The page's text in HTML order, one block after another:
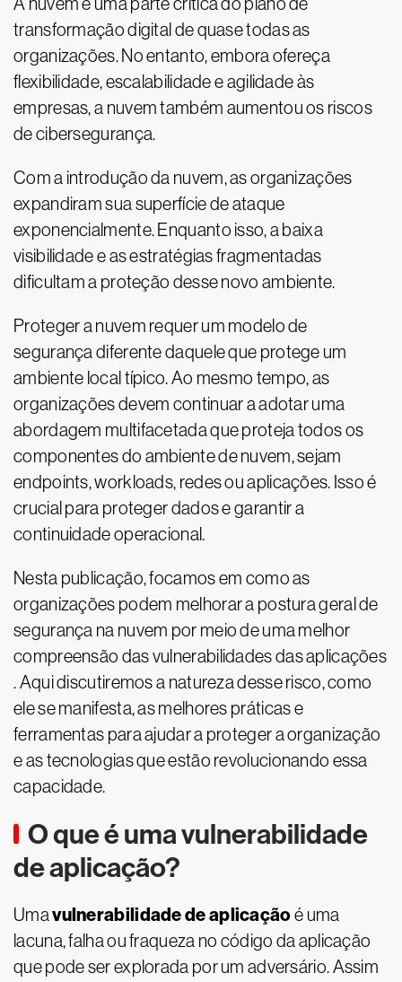
transformação digital de quase todas as
organizações. No entanto, embora ofereça
flexibilidade, escalabilidade e agilidade às
empresas, a nuvem também aumentou os riscos
de cibersegurança.
Com a introdução da nuvem, as organizações
expandiram sua superfície de ataque
exponencialmente. Enquanto isso, a baixa
visibilidade e as estratégias fragmentadas
dificultam a proteção desse novo ambiente.
Proteger a nuvem requer um modelo de
segurança diferente daquele que protege um
ambiente local típico. Ao mesmo tempo, as
organizações devem continuar a adotar uma
abordagem multifacetada que proteja todos os
componentes do ambiente de nuvem, sejam
endpoints, workloads, redes ou aplicações. Isso é
crucial para proteger dados e garantir a
continuidade operacional.
Nesta publicação, focamos em como as
organizações podem melhorar a postura geral de
segurança na nuvem por meio de uma melhor
compreensão das vulnerabilidades das aplicações
. Aqui discutiremos a natureza desse risco, como
ele se manifesta, as melhores práticas e
ferramentas para ajudar a proteger a organização
e as tecnologias que estão revolucionando essa
capacidade.
O que é uma vulnerabilidade
de aplicação?
Umavulnerabilidade de aplicaçãoé uma
lacuna, falha ou fraqueza no código da aplicação
que pode ser explorada por um adversário. Assim